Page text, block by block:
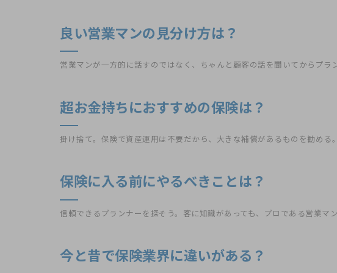
良い営業マンの見分け方は？
営業マンが一方的に話すのではなく、ちゃんと顧客の話を聞いてからプラ
超お金持ちにおすすめの保険は？
掛け捨て。保険で資産運用は不要だから、大きな補償があるものを勧める。
保険に入る前にやるべきことは？
信頼できるプランナーを探そう。客に知識があっても、プロである営業マ
今と昔で保険業界に違いがある？